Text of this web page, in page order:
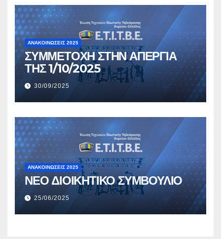
ΑΝΑΚΟΙΝΏΣΕΙΣ 2025
ΣΥΜΜΕΤΟΧΗ ΣΤΗΝ ΑΠΕΡΓΙΑ
ΤΗΣ 1/10/2025
30/09/2025
ΑΝΑΚΟΙΝΏΣΕΙΣ 2025
ΝΕΟ ΔΙΟΙΚΗΤΙΚΟ ΣΥΜΒΟΥΛΙΟ
25/06/2025